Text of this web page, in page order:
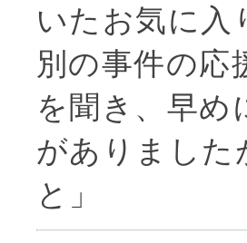
いたお気に
別の事件の応
を聞き、早め
がありました
と」